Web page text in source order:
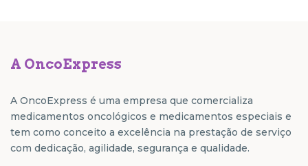
A OncoExpress
A OncoExpress é uma empresa que comercializa
medicamentos oncológicos e medicamentos especiais e
tem como conceito a excelência na prestação de serviço
com dedicação, agilidade, segurança e qualidade.